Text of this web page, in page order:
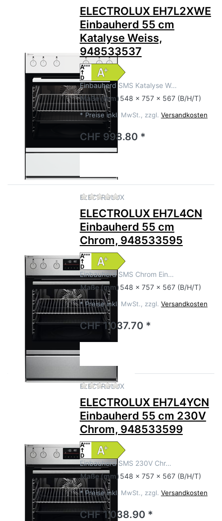
ELECTROLUX EH7L2XWE
Einbauherd 55 cm
Katalyse Weiss,
948533537
Einbauherd SMS Katalyse W…
Maße(mm) 548 x 757 x 567 (B/H/T)
* Preise inkl. MwSt., zzgl. Versandkosten
CHF 998.80 *
ELECTROLUXZu diesem Produkt liegen
ELECTROLUX EH7L4CN
Einbauherd 55 cm
Chrom, 948533595
Einbauherd SMS Chrom Ein…
Maße(mm) 548 x 757 x 567 (B/H/T)
* Preise inkl. MwSt., zzgl. Versandkosten
CHF 1'037.70 *
ELECTROLUXZu diesem Produkt liegen
ELECTROLUX EH7L4YCN
Einbauherd 55 cm 230V
Chrom, 948533599
Einbauherd SMS 230V Chr…
Maße(mm) 548 x 757 x 567 (B/H/T)
* Preise inkl. MwSt., zzgl. Versandkosten
CHF 1'038.90 *